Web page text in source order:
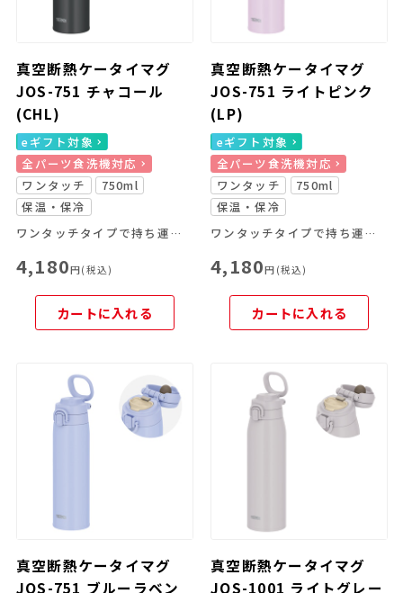
真空断熱ケータイマグ
JOS-751 チャコール
(CHL)
eギフト対象
全パーツ食洗機対応
ワンタッチ
750ml
保温・保冷
ワンタッチタイプで持ち運びやすいキャリーループ付きのマグ
4,180円(税込)
カートに入れる
真空断熱ケータイマグ
JOS-751 ライトピンク
(LP)
eギフト対象
全パーツ食洗機対応
ワンタッチ
750ml
保温・保冷
ワンタッチタイプで持ち運びやすいキャリーループ付きのマグ
4,180円(税込)
カートに入れる
真空断熱ケータイマグ
JOS-751 ブルーラベン
真空断熱ケータイマグ
JOS-1001 ライトグレー